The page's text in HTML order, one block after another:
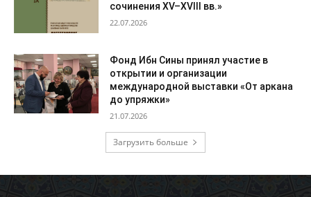
сочинения XV–XVIII вв.»
22.07.2026
Фонд Ибн Сины принял участие в
открытии и организации
международной выставки «От аркана
до упряжки»
21.07.2026
Загрузить больше